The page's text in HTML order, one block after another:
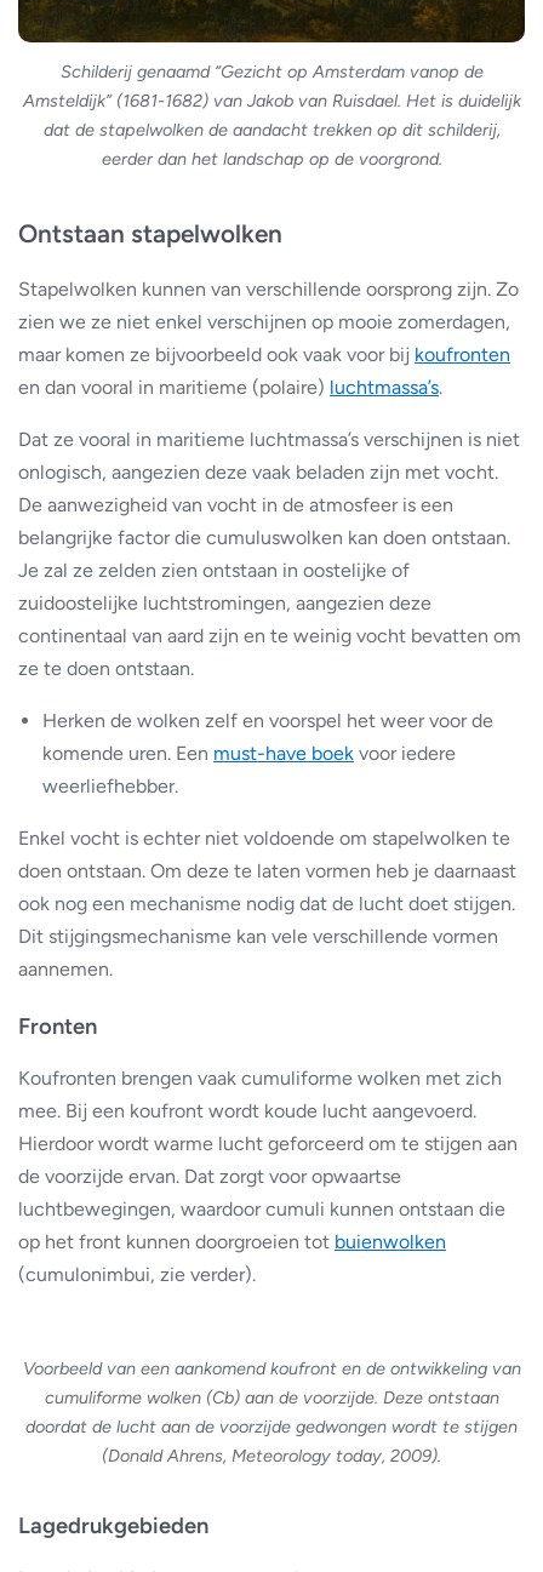
Schilderij genaamd “Gezicht op Amsterdam vanop de
Amsteldijk” (1681-1682) van Jakob van Ruisdael. Het is duidelijk
dat de stapelwolken de aandacht trekken op dit schilderij,
eerder dan het landschap op de voorgrond.
Ontstaan stapelwolken
Stapelwolken kunnen van verschillende oorsprong zijn. Zo
zien we ze niet enkel verschijnen op mooie zomerdagen,
maar komen ze bijvoorbeeld ook vaak voor bij koufronten
en dan vooral in maritieme (polaire) luchtmassa’s.
Dat ze vooral in maritieme luchtmassa’s verschijnen is niet
onlogisch, aangezien deze vaak beladen zijn met vocht.
De aanwezigheid van vocht in de atmosfeer is een
belangrijke factor die cumuluswolken kan doen ontstaan.
Je zal ze zelden zien ontstaan in oostelijke of
zuidoostelijke luchtstromingen, aangezien deze
continentaal van aard zijn en te weinig vocht bevatten om
ze te doen ontstaan.
Herken de wolken zelf en voorspel het weer voor de
komende uren. Een must-have boek voor iedere
weerliefhebber.
Enkel vocht is echter niet voldoende om stapelwolken te
doen ontstaan. Om deze te laten vormen heb je daarnaast
ook nog een mechanisme nodig dat de lucht doet stijgen.
Dit stijgingsmechanisme kan vele verschillende vormen
aannemen.
Fronten
Koufronten brengen vaak cumuliforme wolken met zich
mee. Bij een koufront wordt koude lucht aangevoerd.
Hierdoor wordt warme lucht geforceerd om te stijgen aan
de voorzijde ervan. Dat zorgt voor opwaartse
luchtbewegingen, waardoor cumuli kunnen ontstaan die
op het front kunnen doorgroeien tot buienwolken
(cumulonimbui, zie verder).
Voorbeeld van een aankomend koufront en de ontwikkeling van
cumuliforme wolken (Cb) aan de voorzijde. Deze ontstaan
doordat de lucht aan de voorzijde gedwongen wordt te stijgen
(Donald Ahrens, Meteorology today, 2009).
Lagedrukgebieden